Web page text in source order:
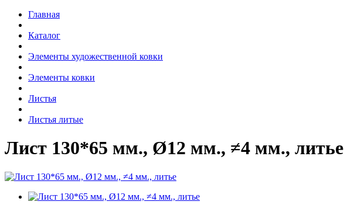
Главная
Каталог
Элементы художественной ковки
Элементы ковки
Листья
Листья литые
Лист 130*65 мм., Ø12 мм., ≠4 мм., литье